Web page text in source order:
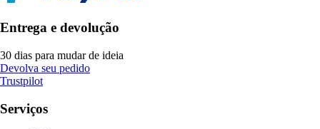
Entrega e devolução
30 dias para mudar de ideia
Devolva seu pedido
Trustpilot
Serviços